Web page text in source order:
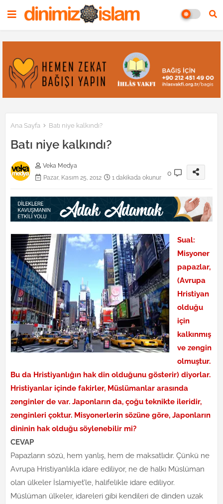
Ana Sayfa Batı niye kalkındı?
Batı niye kalkındı?
Veka Medya
Pazar, Kasım 25, 2012
1 dakikada okunur
0
Sual:
Misyoner
papazlar,
(Avrupa
Hristiyan
olduğu
için
kalkınmış
ve zengin
olmuştur.
Bu da Hristiyanlığın hak din olduğunu gösterir) diyorlar.
Hristiyanlar içinde fakirler, Müslümanlar arasında
zenginler de var. Japonların da, çoğu teknikte ileridir,
zenginleri çoktur. Misyonerlerin sözüne göre, Japonların
dininin hak olduğu söylenebilir mi?
CEVAP
Papazların sözü, hem yanlış, hem de maksatlıdır. Çünkü ne
Avrupa Hristiyanlıkla idare ediliyor, ne de halkı Müslüman
olan ülkeler İslamiyet’le, halifelikle idare ediliyor.
Müslüman ülkeler, idareleri gibi kendileri de dinden uzak